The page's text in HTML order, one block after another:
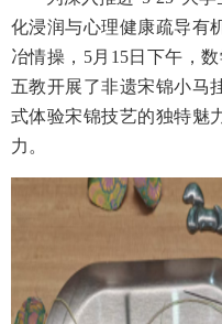
化浸润与心理健康疏导有
冶情操， 5月 15日下午，
五教开展了非遗宋锦小马
式体验宋锦技艺的独特魅
力。